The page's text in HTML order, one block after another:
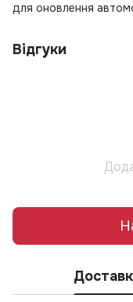
для оновлення
Відгуки